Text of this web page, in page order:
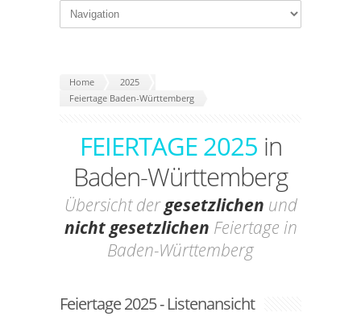
Home
2025
Feiertage Baden-Württemberg
FEIERTAGE 2025 in
Baden-Württemberg
Übersicht dergesetzlichen und
nicht gesetzlichen Feiertage in
Baden-Württemberg
Feiertage 2025 - Listenansicht